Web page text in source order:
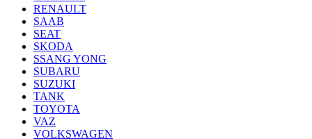
RENAULT
SAAB
SEAT
SKODA
SSANG YONG
SUBARU
SUZUKI
TANK
TOYOTA
VAZ
VOLKSWAGEN